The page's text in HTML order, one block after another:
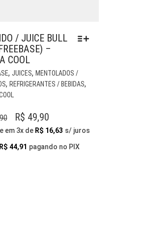
/ JUICE BULL
–
COOL
, JUICES, MENTOLADOS /
, REFRIGERANTES / BEBIDAS,
OPÇÕES
O
PREÇO
ORIGINAL
R$ 49,90O
PREÇO
ATUAL
em 3x de R$ 16,63 s/ juros
R$ 44,91 pagando no PIX